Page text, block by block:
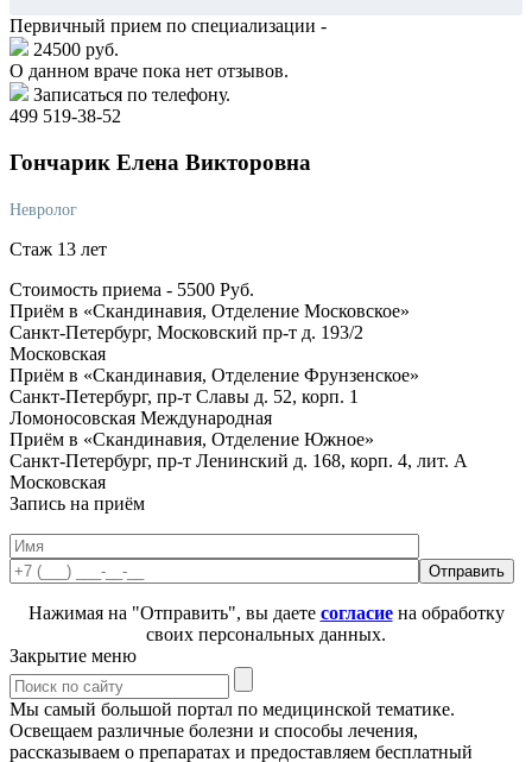
Первичный прием по специализации -
24500 руб.
О данном враче пока нет отзывов.
Записаться по телефону.
499 519-38-52
Гончарик Елена Викторовна
Невролог
Стаж 13 лет
Стоимость приема - 5500 Руб.
Приём в «Скандинавия, Отделение Московское»
Санкт-Петербург, Московский пр-т д. 193/2
Московская
Приём в «Скандинавия, Отделение Фрунзенское»
Санкт-Петербург, пр-т Славы д. 52, корп. 1
Ломоносовская Международная
Приём в «Скандинавия, Отделение Южное»
Санкт-Петербург, пр-т Ленинский д. 168, корп. 4, лит. А
Московская
Запись на приём
Нажимая на "Отправить", вы даете согласиена обработку
своих персональных данных.
Закрытие меню
Мы самый большой портал по медицинской тематике.
Освещаем различные болезни и способы лечения,
рассказываем о препаратах и предоставляем бесплатный